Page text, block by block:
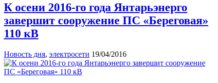
К осени 2016-го года Янтарьэнерго
завершит сооружение ПС «Береговая»
110 кВ
Новость дня, электросети 19/04/2016